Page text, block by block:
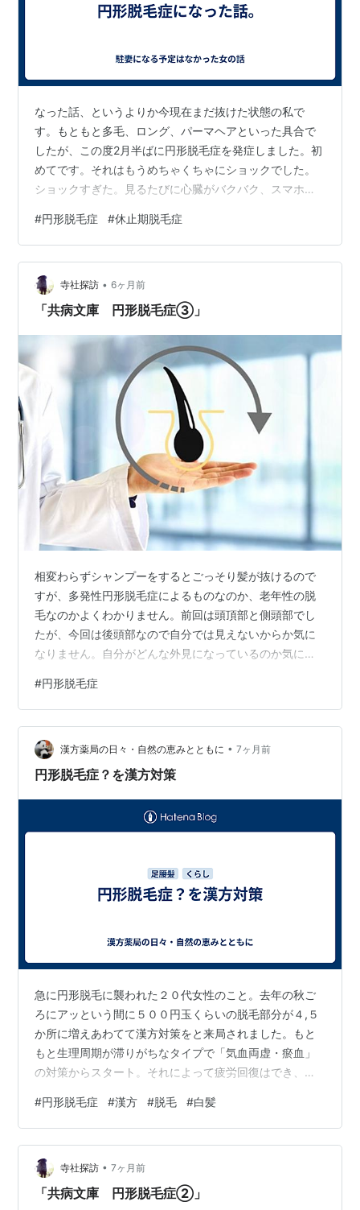
なった話、というよりか今現在まだ抜けた状態の私で
す。もともと多毛、ロング、パーマヘアといった具合で
したが、この度2月半ばに円形脱毛症を発症しました。初
めてです。それはもうめちゃくちゃにショックでした。
ショックすぎた。見るたびに心臓がバクバク、スマホで
ならないか、スカスカにならないか。お風呂で抜け毛を
見るたびに泣きそうになる。（今も。）私の場合、たぶ
ん休止期脱毛症というやつも併発している気がします。
それは11月頃から抜け毛が増えたと自覚があるからで
す。見た目はあまり変わっていないけれど、明らかにポ
#円形脱毛症 #休止期脱毛症
寺社探訪 • 6ヶ月前
「共病文庫 円形脱毛症③」
相変わらずシャンプーをするとごっそり髪が抜けるので
すが、多発性円形脱毛症によるものなのか、老年性の脱
毛なのかよくわかりません。前回は頭頂部と側頭部でし
たが、今回は後頭部なので自分では見えないからか気に
なりません。自分がどんな外見になっているのか気にな
毛が生えてくることを願いつつ、２回目の治療に行って
まいりました。 フリーランスなので現在確定申告の準備
を進めていますが、今年は医療費控除を申請する予定で
す。医療費控除って無いよりマシという程度で、大した
ことないですよね。かかった費用から受け取った任意保
#円形脱毛症
漢方薬局の日々・自然の恵みとともに • 7ヶ月前
円形脱毛症？を漢方対策
急に円形脱毛に襲われた２０代女性のこと。去年の秋ご
ろにアッという間に５００円玉くらいの脱毛部分が４,５
か所に増えあわてて漢方対策をと来局されました。もと
もと生理周期が滞りがちなタイプで「気血両虚・瘀血」
の対策からスタート。それによって疲労回復はでき、朝
が止まらない。🌙１か月後スキンケアも加えてみること
に（リスブランの育毛剤「風池」）頭皮マッサージも行
う。🌙さらに１ヶ月後つるりっとしていた脱毛部分の皮
膚が、シワシワっとした起伏を回復してきたのが分か
る。（いい傾向だ！）産毛が生えてきている。一方で脱
#円形脱毛症 #漢方 #脱毛 #白髪
寺社探訪 • 7ヶ月前
「共病文庫 円形脱毛症②」